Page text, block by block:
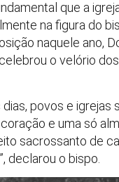
que a
na figura do
naquele ano,
o velório
dias, povos e igrejas
e uma só
sacrossanto de
declarou o bispo.